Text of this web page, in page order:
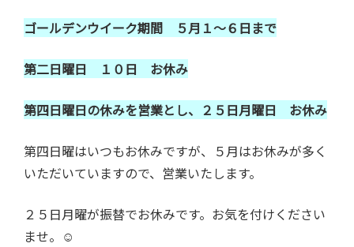
ゴールデンウイーク期間 ５月１～６日まで
第二日曜日 １０日 お休み
第四日曜日の休みを営業とし、２５日月曜日 お休み
第四日曜はいつもお休みですが、５月はお休みが多く
いただいていますので、営業いたします。
２５日月曜が振替でお休みです。お気を付けください
ませ。☺